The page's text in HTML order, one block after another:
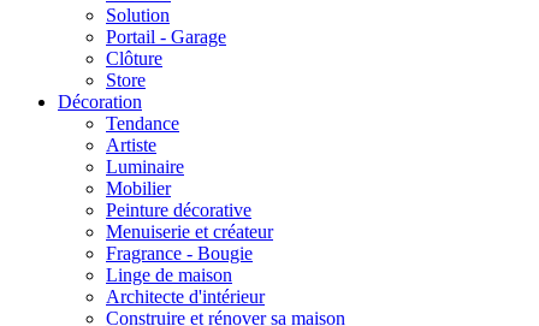
Solution
Portail - Garage
Clôture
Store
Décoration
Tendance
Artiste
Luminaire
Mobilier
Peinture décorative
Menuiserie et créateur
Fragrance - Bougie
Linge de maison
Architecte d'intérieur
Construire et rénover sa maison